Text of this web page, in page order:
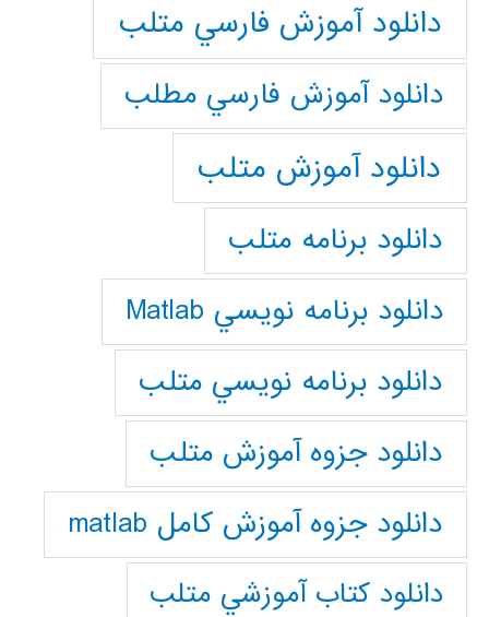
دانلود آموزش فارسي متلب
دانلود آموزش فارسي مطلب
دانلود آموزش متلب
دانلود برنامه متلب
دانلود برنامه نويسي Matlab
دانلود برنامه نويسي متلب
دانلود جزوه آموزش متلب
دانلود جزوه آموزش کامل matlab
دانلود كتاب آموزشي متلب